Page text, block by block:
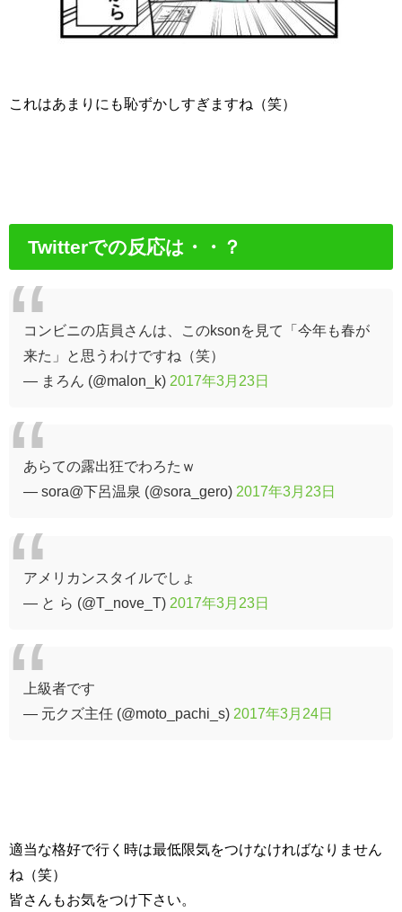
これはあまりにも恥ずかしすぎますね（笑）
Twitterでの反応は・・？
コンビニの店員さんは、このksonを見て「今年も春が
来た」と思うわけですね（笑）
— まろん (@malon_k) 2017年3月23日
あらての露出狂でわろたｗ
— sora@下呂温泉 (@sora_gero) 2017年3月23日
アメリカンスタイルでしょ
— と ら (@T_nove_T) 2017年3月23日
上級者です
— 元クズ主任 (@moto_pachi_s) 2017年3月24日
適当な格好で行く時は最低限気をつけなければなりません
ね（笑）
皆さんもお気をつけ下さい。